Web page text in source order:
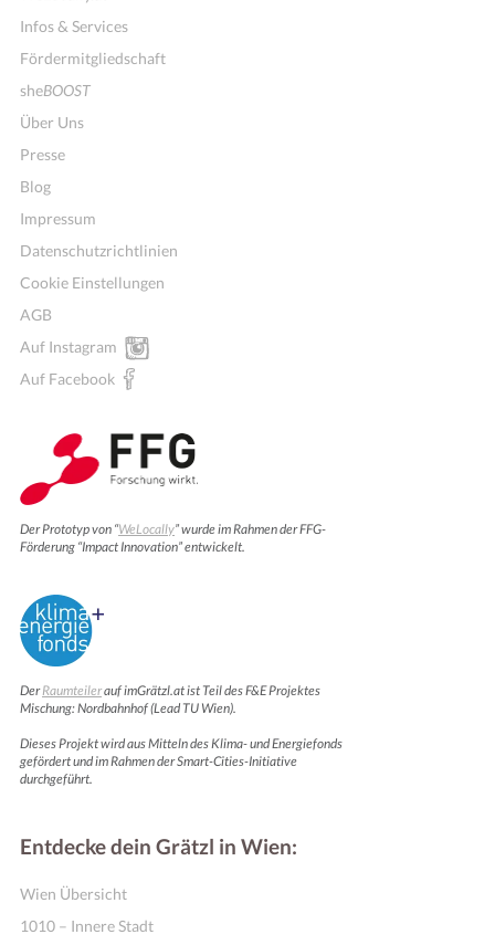
Infos & Services
Fördermitgliedschaft
sheBOOST
Über Uns
Presse
Blog
Impressum
Datenschutzrichtlinien
Cookie Einstellungen
AGB
Auf Instagram
Auf Facebook
Der Prototyp von “WeLocally” wurde im Rahmen der FFG-
Förderung “Impact Innovation” entwickelt.
DerRaumteilerauf imGrätzl.at ist Teil des F&E Projektes
Mischung: Nordbahnhof (Lead TU Wien).
Dieses Projekt wird aus Mitteln des Klima- und Energiefonds
gefördert und im Rahmen der Smart-Cities-Initiative
durchgeführt.
Entdecke dein Grätzl in Wien:
Wien Übersicht
1010 – Innere Stadt